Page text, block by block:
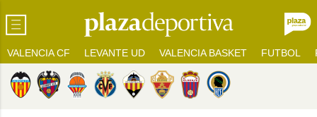
VALENCIA CF LEVANTE UD VALENCIA BASKET FUTBOL